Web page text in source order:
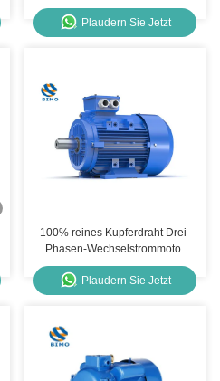
Einphasen-Doppelkondensator-
Induktionsmotor
Plaudern Sie Jetzt
100% reines Kupferdraht Drei-
Phasen-Wechselstrommotor
50Hz vollständig geschlossener
Motor Gusseisengehäuse
Plaudern Sie Jetzt